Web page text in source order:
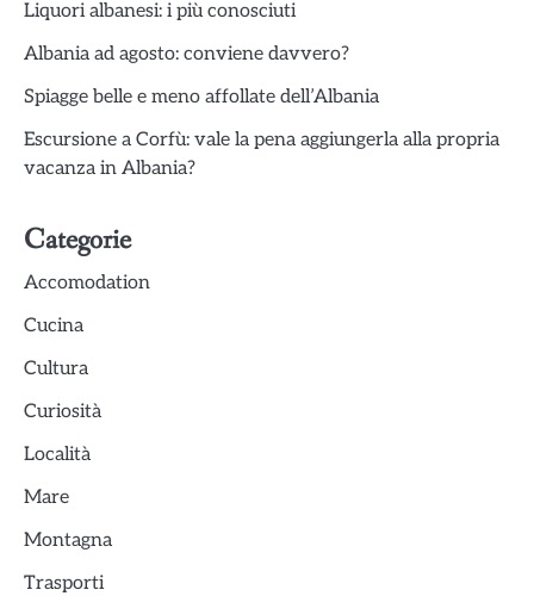
Liquori albanesi: i più conosciuti
Albania ad agosto: conviene davvero?
Spiagge belle e meno affollate dell’Albania
Escursione a Corfù: vale la pena aggiungerla alla propria
vacanza in Albania?
Categorie
Accomodation
Cucina
Cultura
Curiosità
Località
Mare
Montagna
Trasporti